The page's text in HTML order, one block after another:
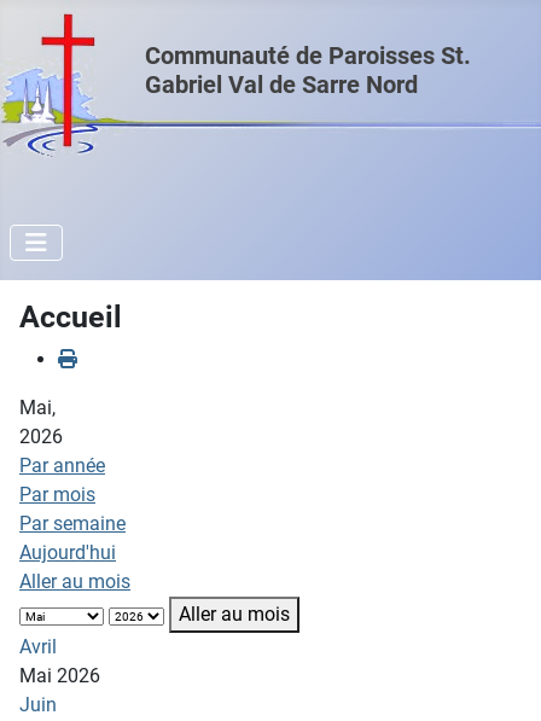
Communauté de Paroisses St.
Gabriel Val de Sarre Nord
Accueil
Mai,
2026
Par année
Par mois
Par semaine
Aujourd'hui
Aller au mois
Aller au mois
Avril
Mai 2026
Juin